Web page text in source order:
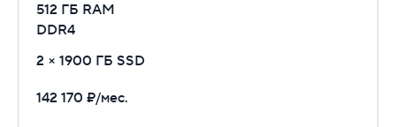
512 ГБ RAM
DDR4
2 × 1900 ГБ SSD
142 170 ₽/мес.